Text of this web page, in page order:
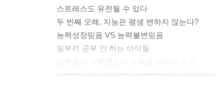
스트레스도 유전될 수 있다
두 번째 오해, 지능은 평생 변하지 않는다?
능력성장믿음 VS 능력불변믿음
일부러 공부 안 하는 아이들
세 번째 오해, 일찍부터 선행학습을 시켜야 유